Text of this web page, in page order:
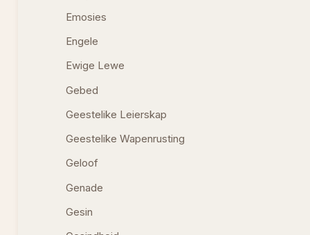
Emosies
Engele
Ewige Lewe
Gebed
Geestelike Leierskap
Geestelike Wapenrusting
Geloof
Genade
Gesin